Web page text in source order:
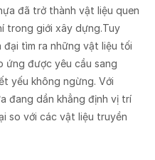
đã trở thành vật liệu quen
trong giới xây dựng.Tuy
tìm ra những vật liệu tối
ứng được yêu cầu sang
yếu không ngừng. Với
đang dần khẳng định vị trí
so với các vật liệu truyền